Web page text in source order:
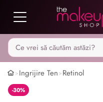
Caută pe MakeupShop
>Ingrijire Ten>Retinol
-30%